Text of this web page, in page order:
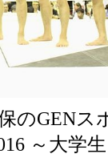
のGENス
～大学